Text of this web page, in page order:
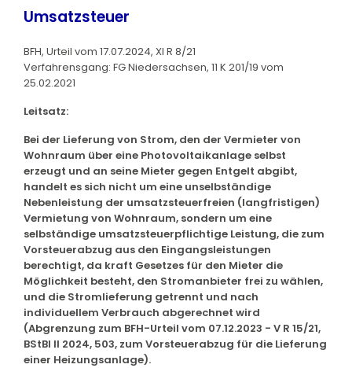
Umsatzsteuer
BFH, Urteil vom 17.07.2024, XI R 8/21
Verfahrensgang: FG Niedersachsen, 11 K 201/19 vom
25.02.2021
Leitsatz:
Bei der Lieferung von Strom, den der Vermieter von
Wohnraum über eine Photovoltaikanlage selbst
erzeugt und an seine Mieter gegen Entgelt abgibt,
handelt es sich nicht um eine unselbständige
Nebenleistung der umsatzsteuerfreien (langfristigen)
Vermietung von Wohnraum, sondern um eine
selbständige umsatzsteuerpflichtige Leistung, die zum
Vorsteuerabzug aus den Eingangsleistungen
berechtigt, da kraft Gesetzes für den Mieter die
Möglichkeit besteht, den Stromanbieter frei zu wählen,
und die Stromlieferung getrennt und nach
individuellem Verbrauch abgerechnet wird
(Abgrenzung zum BFH-Urteil vom 07.12.2023 - V R 15/21,
BStBl II 2024, 503, zum Vorsteuerabzug für die Lieferung
einer Heizungsanlage).